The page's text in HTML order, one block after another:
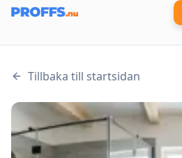
Tillbaka till startsidan